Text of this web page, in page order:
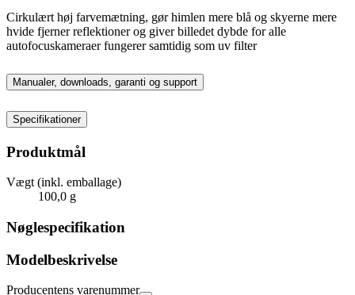
Cirkulært høj farvemætning, gør himlen mere blå og skyerne mere
hvide fjerner reflektioner og giver billedet dybde for alle
autofocuskameraer fungerer samtidig som uv filter
Manualer, downloads, garanti og support
Specifikationer
Produktmål
Vægt (inkl. emballage)
100,0 g
Nøglespecifikation
Modelbeskrivelse
Producentens varenummer